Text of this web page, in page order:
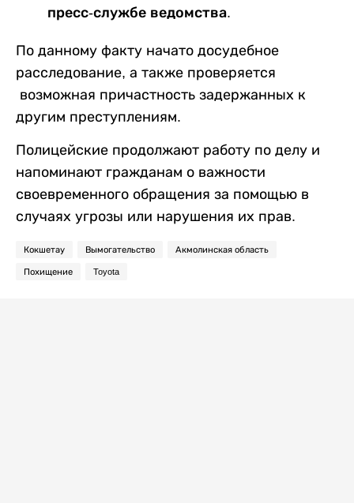
пресс-службе ведомства.
По данному факту начато досудебное
расследование, а также проверяется
возможная причастность задержанных к
другим преступлениям.
Полицейские продолжают работу по делу и
напоминают гражданам о важности
своевременного обращения за помощью в
случаях угрозы или нарушения их прав.
Кокшетау Вымогательство Акмолинская область
Похищение Toyota